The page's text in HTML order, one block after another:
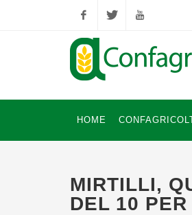
FacebookTwitter YouTube
HOME
MIRTILLI,
DEL 10 PER